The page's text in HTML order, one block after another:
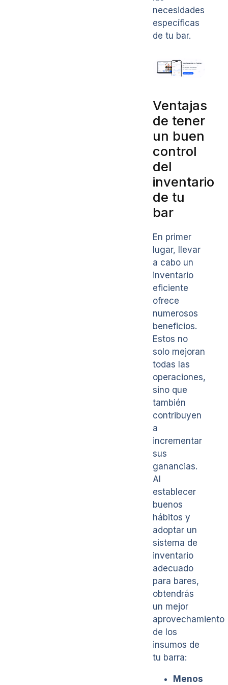
necesidades
específicas
de tu bar.
Ventajas
de tener
un buen
control
del
inventario
de tu
bar
En primer
lugar, llevar
a cabo un
inventario
eficiente
ofrece
numerosos
beneficios.
Estos no
solo mejoran
todas las
operaciones,
sino que
también
contribuyen
a
incrementar
sus
ganancias.
Al
establecer
buenos
hábitos y
adoptar un
sistema de
inventario
adecuado
para bares,
obtendrás
un mejor
aprovechamiento
de los
insumos de
tu barra:
Menos